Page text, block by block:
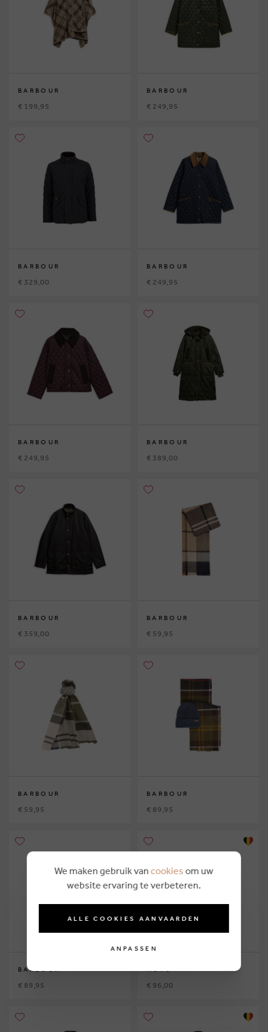
BARBOUR
€ 199,95
BARBOUR
€ 249,95
BARBOUR
€ 329,00
BARBOUR
€ 249,95
BARBOUR
€ 249,95
BARBOUR
€ 389,00
BARBOUR
€ 359,00
BARBOUR
€ 59,95
BARBOUR
€ 59,95
BARBOUR
€ 89,95
BARBOUR
€ 89,95
AO76
€ 96,00
We maken gebruik van cookies om uw
website ervaring te verbeteren.
ALLE COOKIES AANVAARDEN
ANPASSEN